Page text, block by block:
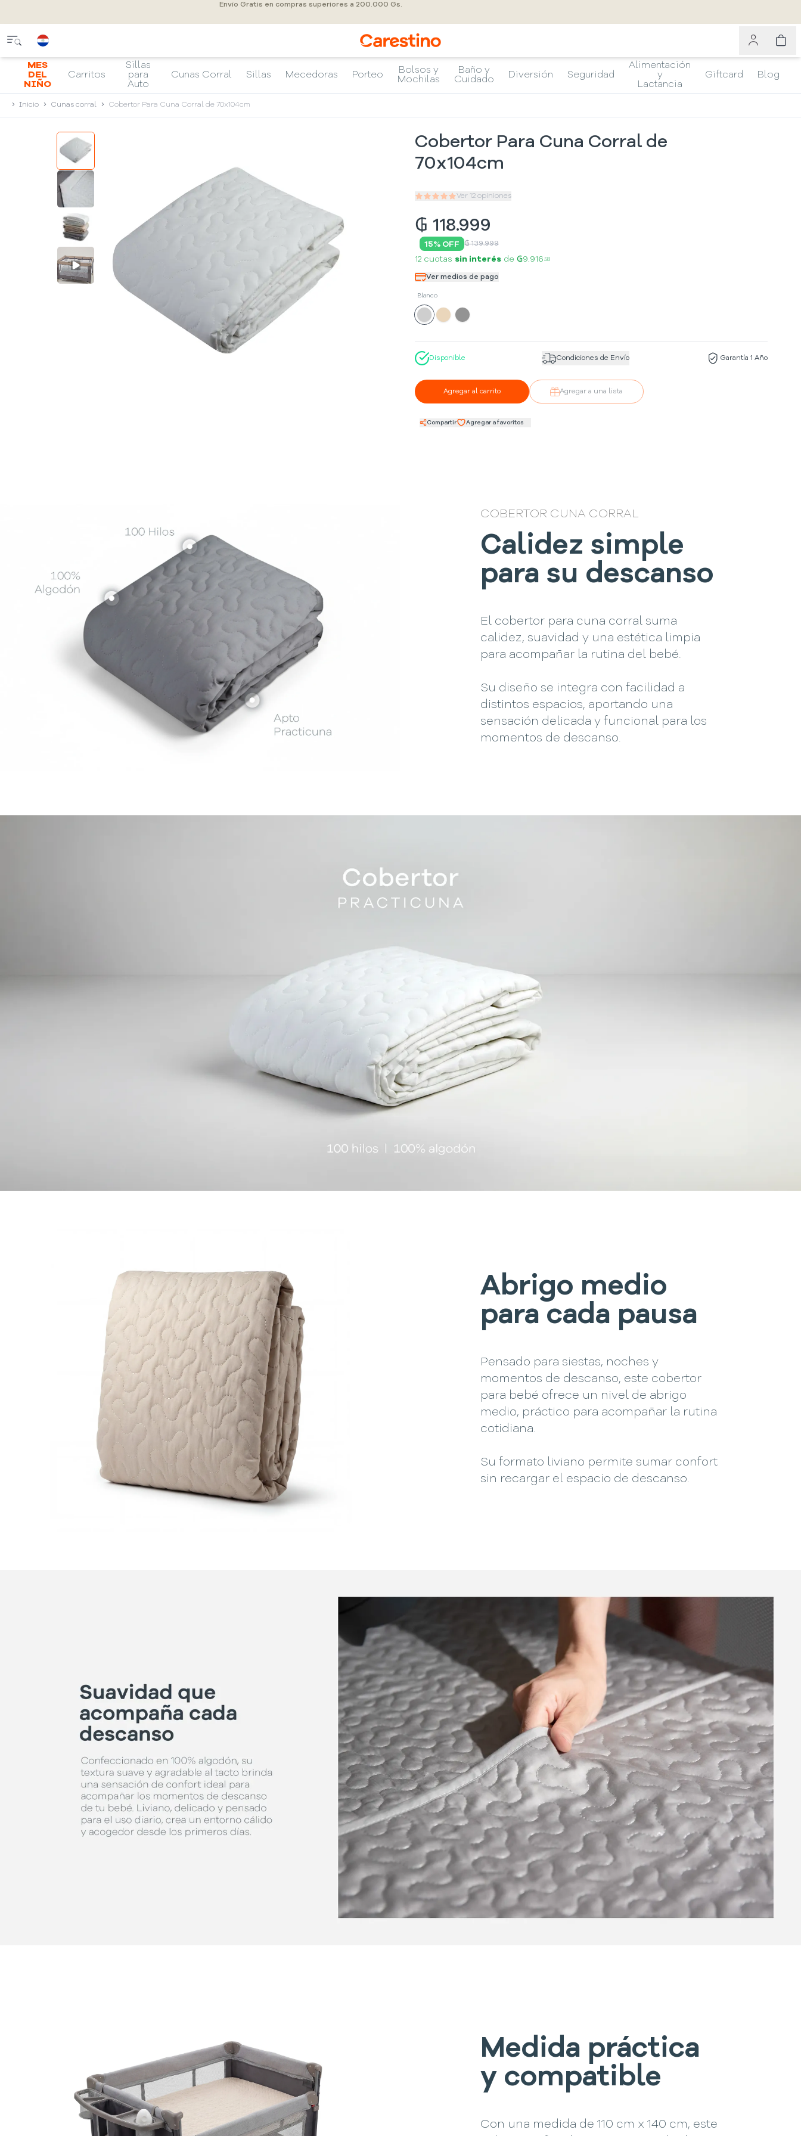
Envío Gratis en compras superiores a 200.000 Gs.
MES
DEL
NIÑO
Carritos
Sillas
para
Auto
Cunas Corral Sillas Mecedoras Porteo
Bolsos y
Mochilas
Baño y
Cuidado
Diversión Seguridad
Alimentación
y
Lactancia
Giftcard Blog
Inicio Cunas corral Cobertor Para Cuna Corral de 70x104cm
Cobertor Para Cuna Corral de
70x104cm
Ver 12 opiniones
₲ 118.999
15% OFF ₲ 139.999
12 cuotas sin interés de ₲9.916 58
Ver medios de pago
Blanco
Disponible Condiciones de Envío Garantía 1 Año
Agregar al carrito Agregar a una lista
Compartir Agregar a favoritos
COBERTOR CUNA CORRAL
Calidez simple
para su descanso
El cobertor para cuna corral suma
calidez, suavidad y una estética limpia
para acompañar la rutina del bebé.
Su diseño se integra con facilidad a
distintos espacios, aportando una
sensación delicada y funcional para los
momentos de descanso.
Abrigo medio
para cada pausa
Pensado para siestas, noches y
momentos de descanso, este cobertor
para bebé ofrece un nivel de abrigo
medio, práctico para acompañar la rutina
cotidiana.
Su formato liviano permite sumar confort
sin recargar el espacio de descanso.
Medida práctica
y compatible
Con una medida de 110 cm x 140 cm, este